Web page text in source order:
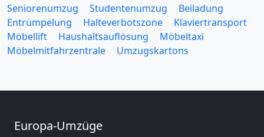
Seniorenumzug
Studentenumzug
Beiladung
Entrümpelung
Halteverbotszone
Klaviertransport
Möbellift
Haushaltsauflösung
Möbeltaxi
Möbelmitfahrzentrale
Umzugskartons
Europa-Umzüge